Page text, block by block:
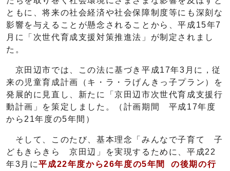
ともに、将来の社会経済や社会保障制度等にも深刻な
影響を与えることが懸念されることから、平成15年7
月に「次世代育成支援対策推進法」が制定されまし
た。
京田辺市では、この法に基づき平成17年3月に，従
来の児童育成計画（キ・ラ・ラげんきっ子プラン）を
発展的に見直し、新たに「京田辺市次世代育成支援行
動計画」を策定しました。（計画期間 平成17年度
から21年度の5年間）
そして、このたび、基本理念「みんなで子育て 子
どもきらきら 京田辺」を実現するために、平成22
年3月に平成22年度から26年度の5年間 の後期の行